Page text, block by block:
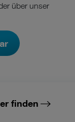
über unser
finden